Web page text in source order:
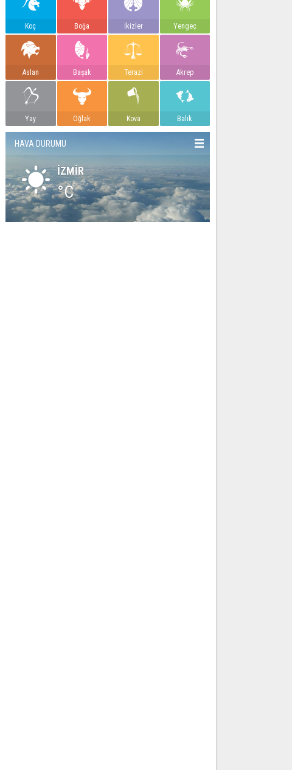
Koç Boğa İkizler Yengeç
Aslan Başak Terazi Akrep
Yay Oğlak Kova Balık
HAVA DURUMU
İZMİR
°C